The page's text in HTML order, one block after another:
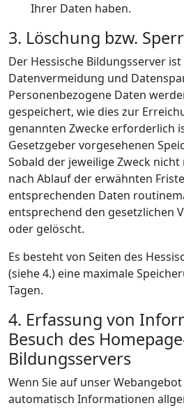
Ihrer Daten haben.
3. Löschung bzw.
Der Hessische Bildungsserver
Datenvermeidung und
Personenbezogene Daten
gespeichert, wie dies zur
genannten Zwecke erforderlich
Gesetzgeber vorgesehenen
Sobald der jeweilige Zweck
nach Ablauf der erwähnten
entsprechenden Daten
entsprechend den gesetzlichen
oder gelöscht.
Es besteht von Seiten des
(siehe 4.) eine maximale
Tagen.
4. Erfassung von
Besuch des
Bildungsservers
Wenn Sie auf unser
automatisch Informationen